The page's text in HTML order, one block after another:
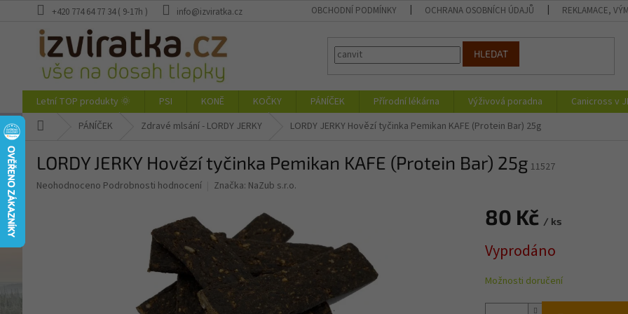
+420 774 64 77 34 ( 9-17h ) info@izviratka.cz OBCHODNÍ PODMÍNKY OCHRANA OSOBNÍCH ÚDAJŮ REKLAMACE,
HLEDAT
Letní TOP produkty 🌞 PSI KONĚ KOČKY PÁNÍČEK Přírodní lékárna Výživová poradna Canicross v
PÁNÍČEK Zdravé mlsání - LORDY JERKY LORDY JERKY Hovězí tyčinka Pemikan KAFE (Protein Bar) 25g
LORDY JERKY Hovězí tyčinka Pemikan KAFE (Protein Bar) 25g 11527
Průměrné
Neohodnoceno Podrobnosti hodnocení Značka: NaZub s.r.o.
80 Kč / ks
cena:
Vyprodáno
Možnosti doručení